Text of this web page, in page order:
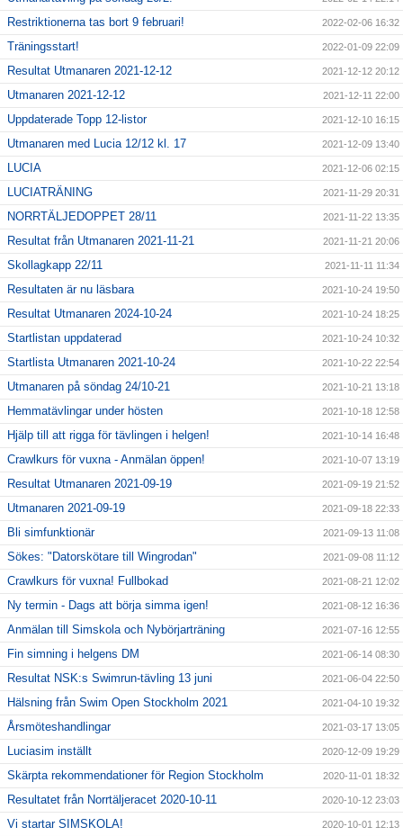
Restriktionerna tas bort 9 februari! 2022-02-06 16:32
Träningsstart! 2022-01-09 22:09
Resultat Utmanaren 2021-12-12 2021-12-12 20:12
Utmanaren 2021-12-12 2021-12-11 22:00
Uppdaterade Topp 12-listor 2021-12-10 16:15
Utmanaren med Lucia 12/12 kl. 17 2021-12-09 13:40
LUCIA 2021-12-06 02:15
LUCIATRÄNING 2021-11-29 20:31
NORRTÄLJEDOPPET 28/11 2021-11-22 13:35
Resultat från Utmanaren 2021-11-21 2021-11-21 20:06
Skollagkapp 22/11 2021-11-11 11:34
Resultaten är nu läsbara 2021-10-24 19:50
Resultat Utmanaren 2024-10-24 2021-10-24 18:25
Startlistan uppdaterad 2021-10-24 10:32
Startlista Utmanaren 2021-10-24 2021-10-22 22:54
Utmanaren på söndag 24/10-21 2021-10-21 13:18
Hemmatävlingar under hösten 2021-10-18 12:58
Hjälp till att rigga för tävlingen i helgen! 2021-10-14 16:48
Crawlkurs för vuxna - Anmälan öppen! 2021-10-07 13:19
Resultat Utmanaren 2021-09-19 2021-09-19 21:52
Utmanaren 2021-09-19 2021-09-18 22:33
Bli simfunktionär 2021-09-13 11:08
Sökes: "Datorskötare till Wingrodan" 2021-09-08 11:12
Crawlkurs för vuxna! Fullbokad 2021-08-21 12:02
Ny termin - Dags att börja simma igen! 2021-08-12 16:36
Anmälan till Simskola och Nybörjarträning 2021-07-16 12:55
Fin simning i helgens DM 2021-06-14 08:30
Resultat NSK:s Swimrun-tävling 13 juni 2021-06-04 22:50
Hälsning från Swim Open Stockholm 2021 2021-04-10 19:32
Årsmöteshandlingar 2021-03-17 13:05
Luciasim inställt 2020-12-09 19:29
Skärpta rekommendationer för Region Stockholm 2020-11-01 18:32
Resultatet från Norrtäljeracet 2020-10-11 2020-10-12 23:03
Vi startar SIMSKOLA! 2020-10-01 12:13